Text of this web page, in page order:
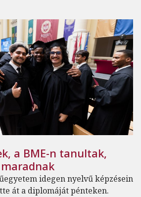
a BME-n tanultak,
idegen nyelvű képzésein
át a diplomáját pénteken.